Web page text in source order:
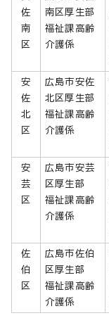
佐
南
区
南区厚生部
福祉課高齢
介護係
安
佐
北
区
広島市安佐
北区厚生部
福祉課高齢
介護係
安
芸
区
広島市安芸
区厚生部
福祉課高齢
介護係
佐
伯
区
広島市佐伯
区厚生部
福祉課高齢
介護係